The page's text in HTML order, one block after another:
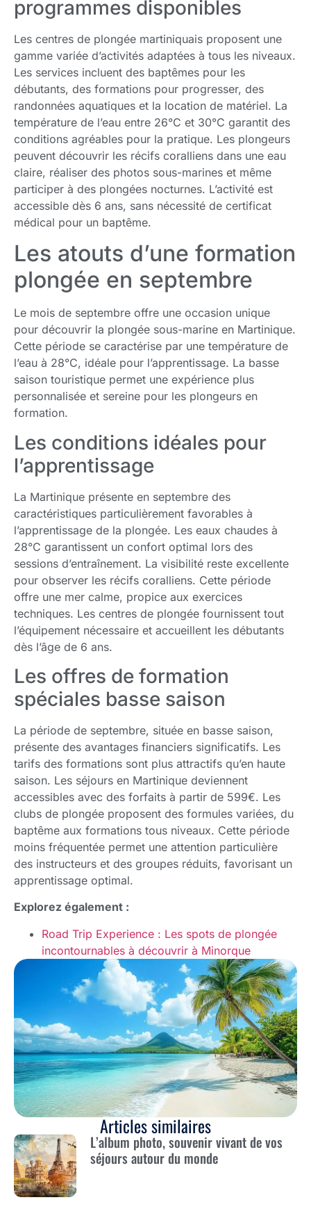
programmes disponibles
Les centres de plongée martiniquais proposent une
gamme variée d’activités adaptées à tous les niveaux.
Les services incluent des baptêmes pour les
débutants, des formations pour progresser, des
randonnées aquatiques et la location de matériel. La
température de l’eau entre 26°C et 30°C garantit des
conditions agréables pour la pratique. Les plongeurs
peuvent découvrir les récifs coralliens dans une eau
claire, réaliser des photos sous-marines et même
participer à des plongées nocturnes. L’activité est
accessible dès 6 ans, sans nécessité de certificat
médical pour un baptême.
Les atouts d’une formation
plongée en septembre
Le mois de septembre offre une occasion unique
pour découvrir la plongée sous-marine en Martinique.
Cette période se caractérise par une température de
l’eau à 28°C, idéale pour l’apprentissage. La basse
saison touristique permet une expérience plus
personnalisée et sereine pour les plongeurs en
formation.
Les conditions idéales pour
l’apprentissage
La Martinique présente en septembre des
caractéristiques particulièrement favorables à
l’apprentissage de la plongée. Les eaux chaudes à
28°C garantissent un confort optimal lors des
sessions d’entraînement. La visibilité reste excellente
pour observer les récifs coralliens. Cette période
offre une mer calme, propice aux exercices
techniques. Les centres de plongée fournissent tout
l’équipement nécessaire et accueillent les débutants
dès l’âge de 6 ans.
Les offres de formation
spéciales basse saison
La période de septembre, située en basse saison,
présente des avantages financiers significatifs. Les
tarifs des formations sont plus attractifs qu’en haute
saison. Les séjours en Martinique deviennent
accessibles avec des forfaits à partir de 599€. Les
clubs de plongée proposent des formules variées, du
baptême aux formations tous niveaux. Cette période
moins fréquentée permet une attention particulière
des instructeurs et des groupes réduits, favorisant un
apprentissage optimal.
Explorez également :
Road Trip Experience : Les spots de plongée
incontournables à découvrir à Minorque
Articles similaires
L’album photo, souvenir vivant de vos
séjours autour du monde